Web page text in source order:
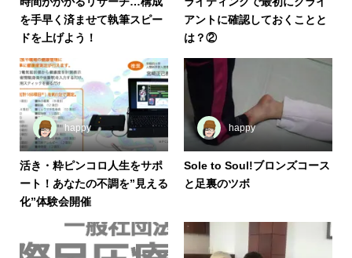
を手早く済ませて執筆スピー
ドを上げよう！
アントに確認しておくことと
は？②
happy
活き・粋ピンコロ人生をサポ
ート！あなたの不調を”見える
化”体験会開催
happy
Sole to Soul!ブロンズコース
と足裏のツボ